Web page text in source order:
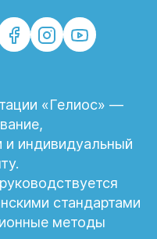
–
–
реабилитации,
каждого
и мочи,
анализ кала
«Гелиос» —
и индивидуальный
стандартами
методы